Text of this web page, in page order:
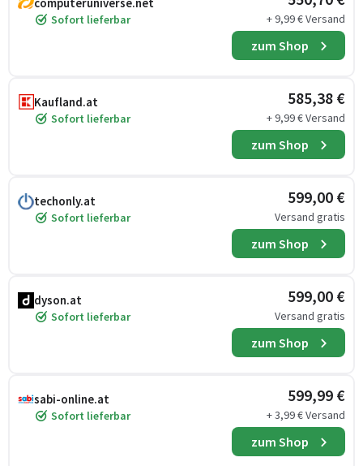
Sofort lieferbar + 9,99 € Versand
zum Shop
Kaufland.at
Sofort lieferbar
585,38 €
+ 9,99 € Versand
zum Shop
techonly.at
Sofort lieferbar
599,00 €
Versand gratis
zum Shop
dyson.at
Sofort lieferbar
599,00 €
Versand gratis
zum Shop
sabi-online.at
Sofort lieferbar
599,99 €
+ 3,99 € Versand
zum Shop